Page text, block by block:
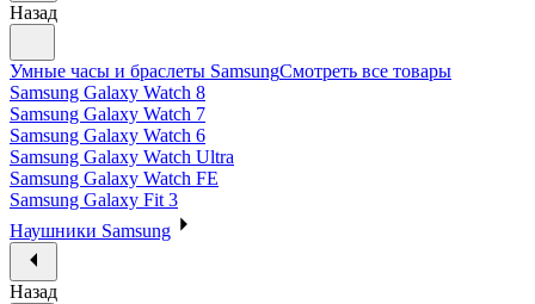
Назад
Умные часы и браслеты SamsungСмотреть все товары
Samsung Galaxy Watch 8
Samsung Galaxy Watch 7
Samsung Galaxy Watch 6
Samsung Galaxy Watch Ultra
Samsung Galaxy Watch FE
Samsung Galaxy Fit 3
Наушники Samsung
Назад